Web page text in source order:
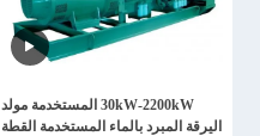
30kW-2200kW المستخدمة مولد
اليرقة المبرد بالماء المستخدمة القطة